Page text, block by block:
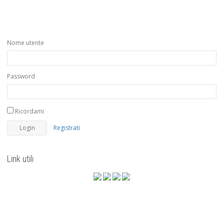
Nome utente
Password
Ricordami
Registrati
Link utili